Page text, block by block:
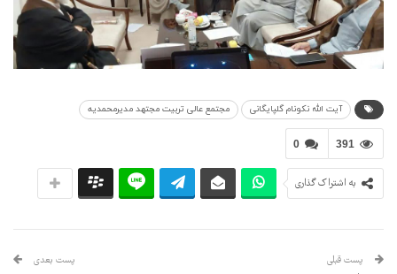
آیت الله نکونام گلپایگانی مجتمع عالی تربیت مجتهد مدیرمحمدیه
0 391
به اشتراک گذاری
پست قبلی
پست بعدی